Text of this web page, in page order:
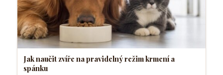
Jak naučit zvíře na pravidelný režim krmení a
spánku